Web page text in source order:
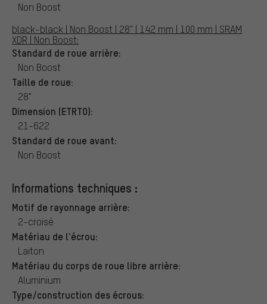
Non Boost
black-black | Non Boost | 28" | 142 mm | 100 mm | SRAM
XDR | Non Boost:
Standard de roue arrière:
Non Boost
Taille de roue:
28"
Dimension (ETRTO):
21-622
Standard de roue avant:
Non Boost
Informations techniques :
Motif de rayonnage arrière:
2-croisé
Matériau de l'écrou:
Laiton
Matériau du corps de roue libre arrière:
Aluminium
Type/construction des écrous: